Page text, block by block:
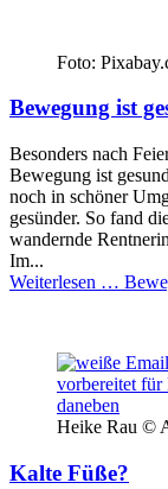
Foto:
Bewegung ist
Besonders nach
Bewegung ist
noch in schöner
gesünder. So fand
wandernde
Im...
Weiterlesen …
Heike Rau ©
Kalte Füße?